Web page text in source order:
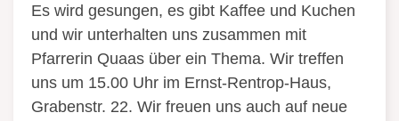
Es wird gesungen, es gibt Kaffee und Kuchen
und wir unterhalten uns zusammen mit
Pfarrerin Quaas über ein Thema. Wir treffen
uns um 15.00 Uhr im Ernst-Rentrop-Haus,
Grabenstr. 22. Wir freuen uns auch auf neue